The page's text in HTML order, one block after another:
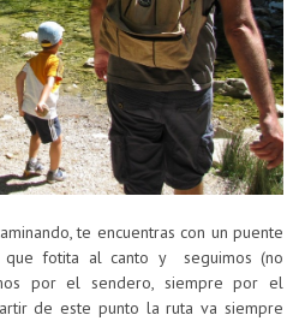
te encuentras con un puente
fotita al canto y seguimos (no
por el sendero, siempre por el
de este punto la ruta va siempre